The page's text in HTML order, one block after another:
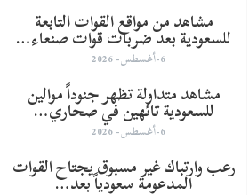
مشاهد من مواقع القوات التابعة
للسعودية بعد ضربات قوات صنعاء…
6-أغسطس- 2026
مشاهد متداولة تظهر جنوداً موالين
للسعودية تائهين في صحاري…
6-أغسطس- 2026
رعب وارتباك غير مسبوق يجتاح القوات
المدعومة سعودياً بعد…